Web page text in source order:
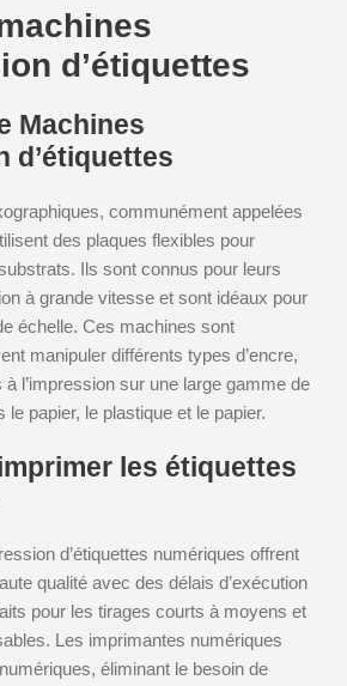
d’étiquettes
Machines
d’étiquettes
communément appelées
des plaques flexibles pour
Ils sont connus pour leurs
à grande vitesse et sont idéaux pour
échelle. Ces machines sont
manipuler différents types d’encre,
l’impression sur une large gamme de
papier, le plastique et le papier.
les étiquettes
d’étiquettes numériques offrent
qualité avec des délais d’exécution
pour les tirages courts à moyens et
Les imprimantes numériques
éliminant le besoin de